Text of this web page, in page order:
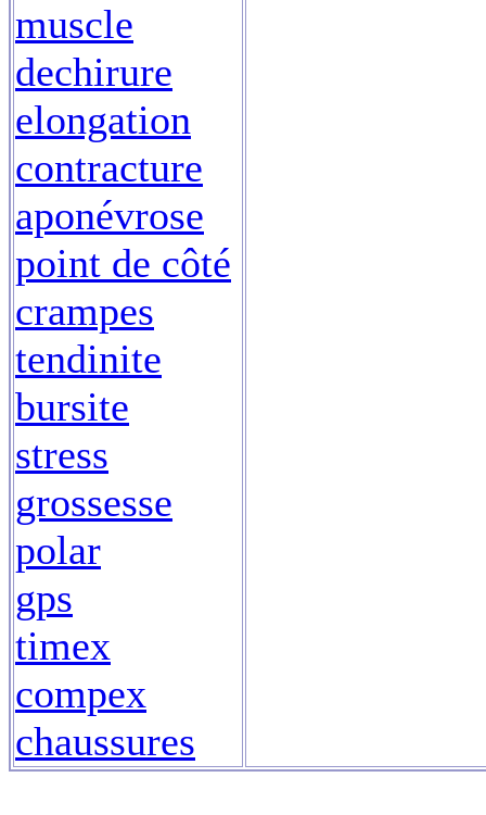
muscle
dechirure
elongation
contracture
aponévrose
point de côté
crampes
tendinite
bursite
stress
grossesse
polar
gps
timex
compex
chaussures